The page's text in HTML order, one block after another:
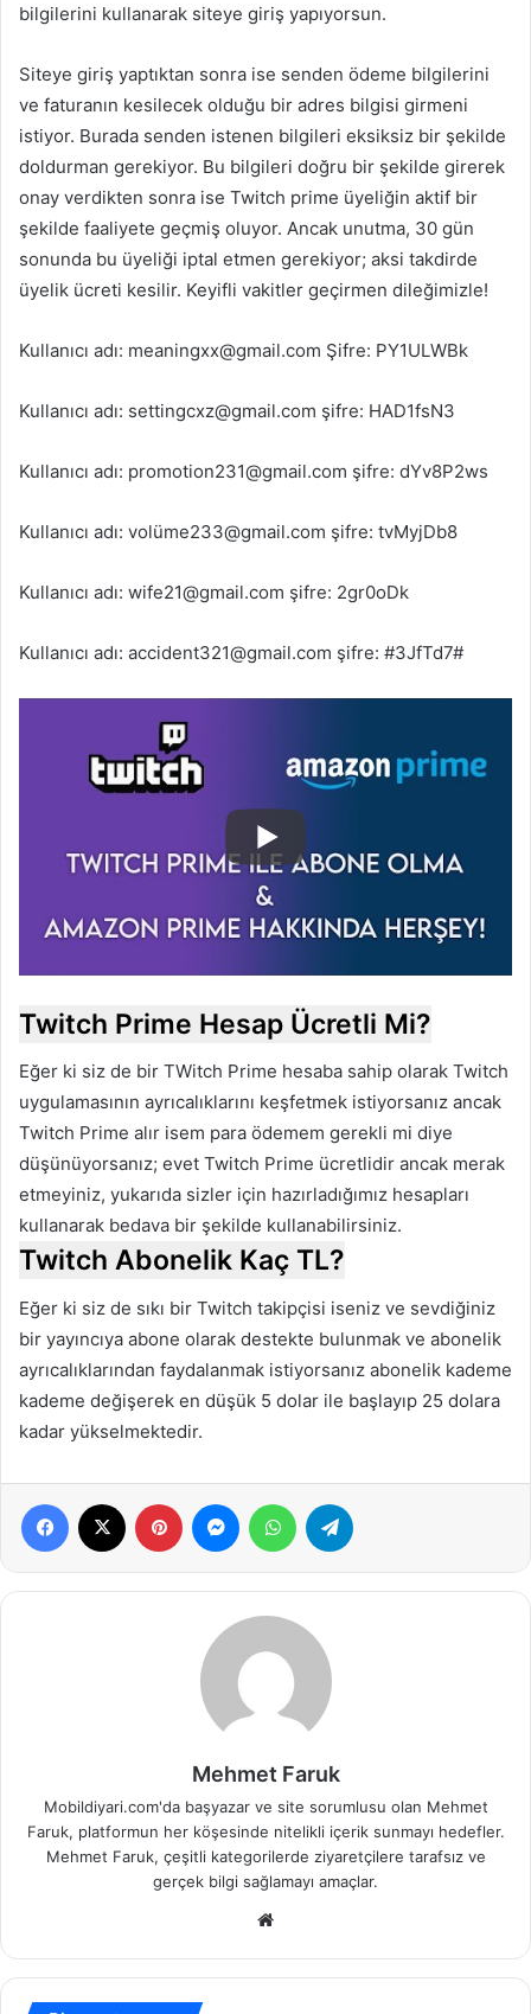
bilgilerini kullanarak siteye giriş yapıyorsun.
Siteye giriş yaptıktan sonra ise senden ödeme bilgilerini
ve faturanın kesilecek olduğu bir adres bilgisi girmeni
istiyor. Burada senden istenen bilgileri eksiksiz bir şekilde
doldurman gerekiyor. Bu bilgileri doğru bir şekilde girerek
onay verdikten sonra ise Twitch prime üyeliğin aktif bir
şekilde faaliyete geçmiş oluyor. Ancak unutma, 30 gün
sonunda bu üyeliği iptal etmen gerekiyor; aksi takdirde
üyelik ücreti kesilir. Keyifli vakitler geçirmen dileğimizle!
Kullanıcı adı: meaningxx@gmail.com Şifre: PY1ULWBk
Kullanıcı adı: settingcxz@gmail.com şifre: HAD1fsN3
Kullanıcı adı: promotion231@gmail.com şifre: dYv8P2ws
Kullanıcı adı: volüme233@gmail.com şifre: tvMyjDb8
Kullanıcı adı: wife21@gmail.com şifre: 2gr0oDk
Kullanıcı adı: accident321@gmail.com şifre: #3JfTd7#
Twitch Prime Hesap Ücretli Mi?
Eğer ki siz de bir TWitch Prime hesaba sahip olarak Twitch
uygulamasının ayrıcalıklarını keşfetmek istiyorsanız ancak
Twitch Prime alır isem para ödemem gerekli mi diye
düşünüyorsanız; evet Twitch Prime ücretlidir ancak merak
etmeyiniz, yukarıda sizler için hazırladığımız hesapları
kullanarak bedava bir şekilde kullanabilirsiniz.
Twitch Abonelik Kaç TL?
Eğer ki siz de sıkı bir Twitch takipçisi iseniz ve sevdiğiniz
bir yayıncıya abone olarak destekte bulunmak ve abonelik
ayrıcalıklarından faydalanmak istiyorsanız abonelik kademe
kademe değişerek en düşük 5 dolar ile başlayıp 25 dolara
kadar yükselmektedir.
Facebook Pinterest MessengerWhatsApp
Mehmet Faruk
Mobildiyari.com'da başyazar ve site sorumlusu olan Mehmet
Faruk, platformun her köşesinde nitelikli içerik sunmayı hedefler.
Mehmet Faruk, çeşitli kategorilerde ziyaretçilere tarafsız ve
gerçek bilgi sağlamayı amaçlar.